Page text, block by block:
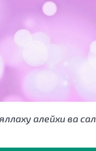
алейхи ва